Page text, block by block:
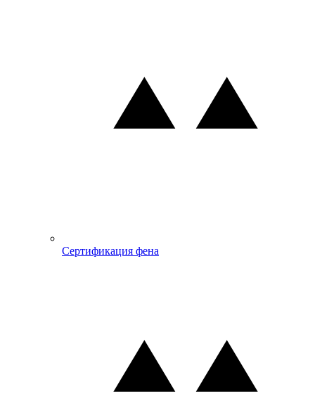
Сертификация фена